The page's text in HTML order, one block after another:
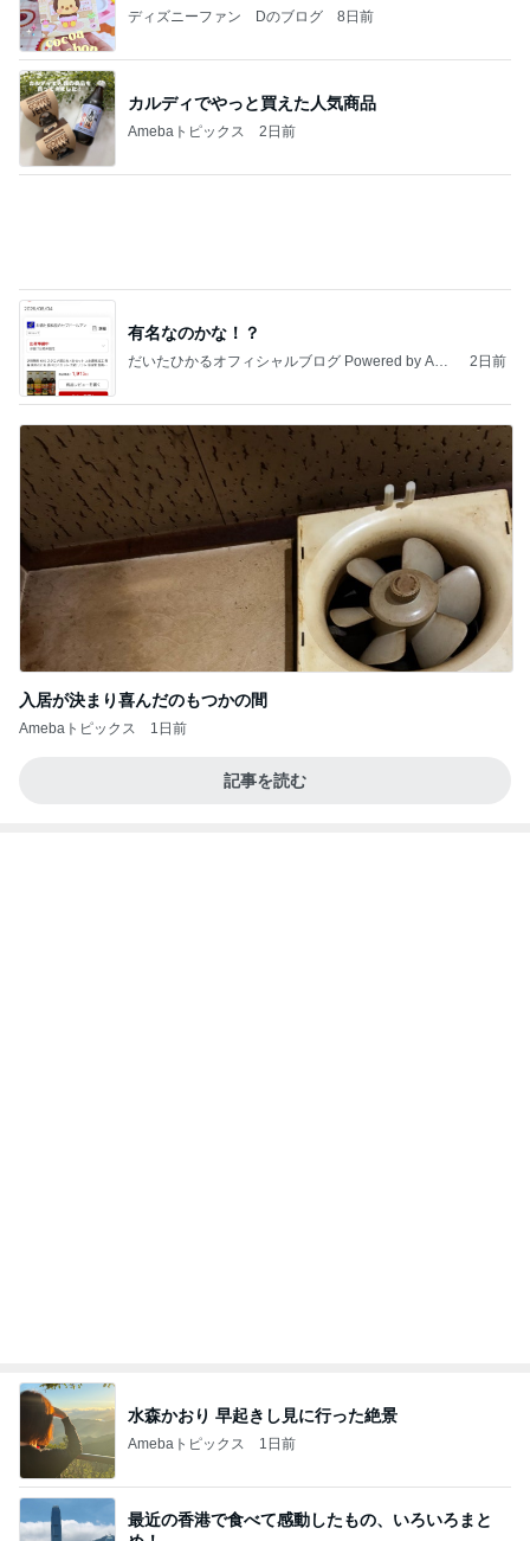
ディズニーファン Dのブログ 8日前
カルディでやっと買えた人気商品
Amebaトピックス 2日前
有名なのかな！？
だいたひかるオフィシャルブログ Powered by Ame
2日前
入居が決まり喜んだのもつかの間
Amebaトピックス 1日前
記事を読む
水森かおり 早起きし見に行った絶景
Amebaトピックス 1日前
最近の香港で食べて感動したもの、いろいろまと